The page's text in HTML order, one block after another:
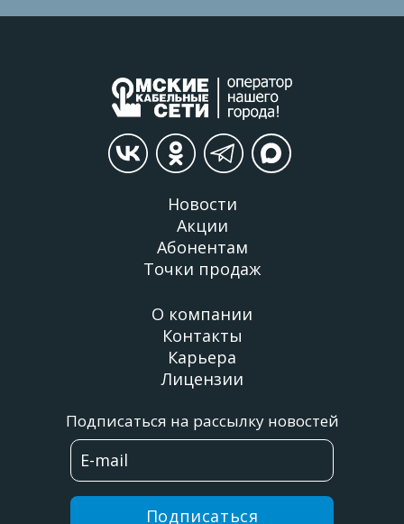
Новости
Акции
Абонентам
Точки продаж
О компании
Контакты
Карьера
Лицензии
Подписаться на рассылку новостей
Подписаться